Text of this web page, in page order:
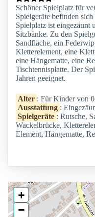
Schöner Spielplatz für
Spielgeräte befinden
Spielplatz ist eingezäunt
Sitzbänke. Zu den
Sandfläche, ein
Kletterelement, eine
eine Hängematte, eine
Tischtennisplatte. Der
Jahren geeignet.
Alter : Für Kinder von
Ausstattung :
Spielgeräte : Rutsche,
Wackelbrücke,
Element, Hängematte,
+
−